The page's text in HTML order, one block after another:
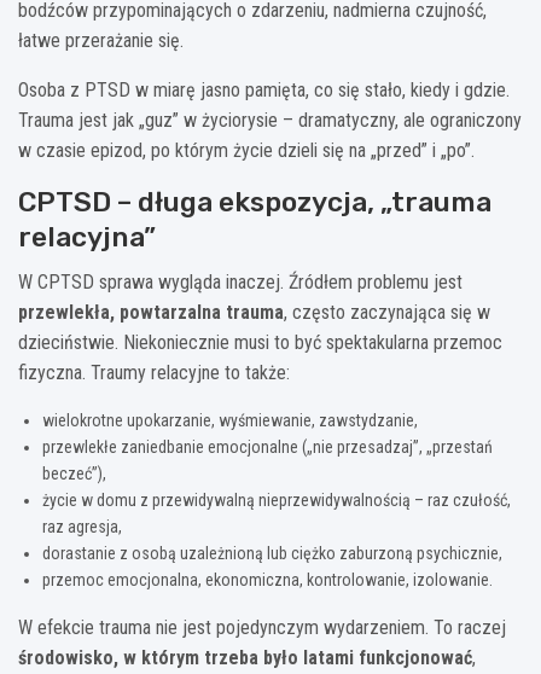
bodźców przypominających o zdarzeniu, nadmierna czujność,
łatwe przerażanie się.
Osoba z PTSD w miarę jasno pamięta, co się stało, kiedy i gdzie.
Trauma jest jak „guz” w życiorysie – dramatyczny, ale ograniczony
w czasie epizod, po którym życie dzieli się na „przed” i „po”.
CPTSD – długa ekspozycja, „trauma
relacyjna”
W CPTSD sprawa wygląda inaczej. Źródłem problemu jest
przewlekła, powtarzalna trauma, często zaczynająca się w
dzieciństwie. Niekoniecznie musi to być spektakularna przemoc
fizyczna. Traumy relacyjne to także:
wielokrotne upokarzanie, wyśmiewanie, zawstydzanie,
przewlekłe zaniedbanie emocjonalne („nie przesadzaj”, „przestań
beczeć”),
życie w domu z przewidywalną nieprzewidywalnością – raz czułość,
raz agresja,
dorastanie z osobą uzależnioną lub ciężko zaburzoną psychicznie,
przemoc emocjonalna, ekonomiczna, kontrolowanie, izolowanie.
W efekcie trauma nie jest pojedynczym wydarzeniem. To raczej
środowisko, w którym trzeba było latami funkcjonować,